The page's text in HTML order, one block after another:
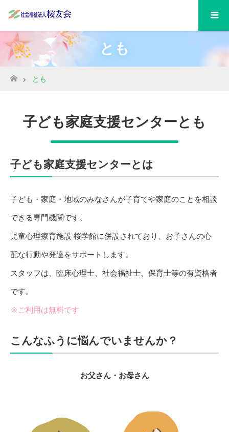
とも
ホーム
とも
子ども家庭支援センターとも
子ども家庭支援センターとは
子ども・家庭・地域のみなさんが子育てや家庭のことを相談
できる専門機関です。
児童心理療育施設 桜学館に併設されており、お子さんの心
配な行動や発達をサポートします。
スタッフは、臨床心理士、社会福祉士、保育士等の有資格者
です。
※ご利用は無料です
こんなふうに悩んでいませんか？
お父さん・お母さん